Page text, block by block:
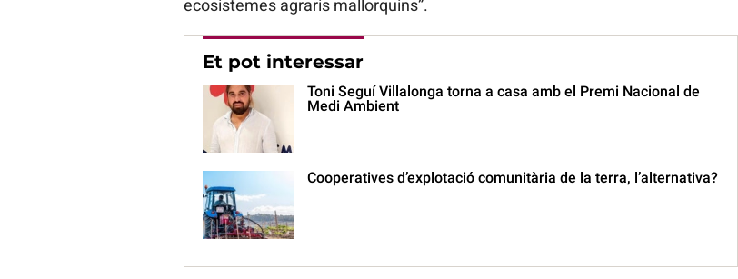
ecosistemes agraris mallorquins”.
Et pot interessar
Toni Seguí Villalonga torna a casa amb el Premi Nacional de
Medi Ambient
Cooperatives d’explotació comunitària de la terra, l’alternativa?